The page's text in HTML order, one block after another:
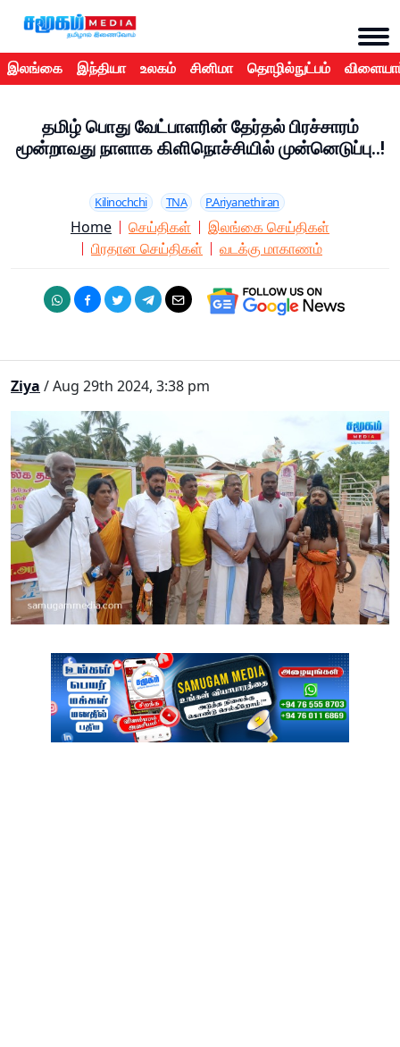
இலங்கை இந்தியா உலகம் சினிமா தொழில்நுட்பம்
தமிழ் பொது வேட்பாளரின் தேர்தல் பிரச்சாரம்
மூன்றாவது நாளாக கிளிநொச்சியில் முன்னெடுப்பு..!
Kilinochchi TNA P.Ariyanethiran
Home செய்திகள்
இலங்கை செய்திகள்
பிரதான செய்திகள்
வடக்கு மாகாணம்
Ziya / Aug 29th 2024, 3:38 pm